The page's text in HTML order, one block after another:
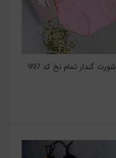
شورت گندار تمام نخ کد 997